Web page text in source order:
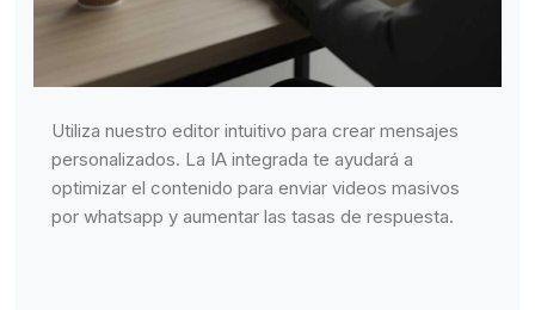
Utiliza nuestro editor intuitivo para crear mensajes
personalizados. La IA integrada te ayudará a
optimizar el contenido para enviar videos masivos
por whatsapp y aumentar las tasas de respuesta.